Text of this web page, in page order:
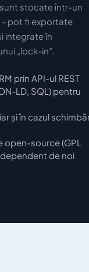
stocate într-un
- pot fi exportate
integrate în
„lock-in”.
prin API-ul REST
LD, SQL) pentru
și în cazul
open-source (GPL
de noi